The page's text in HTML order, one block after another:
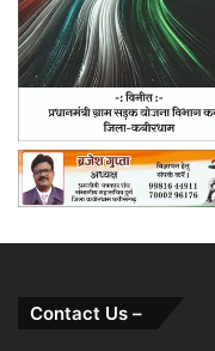
Contact Us –